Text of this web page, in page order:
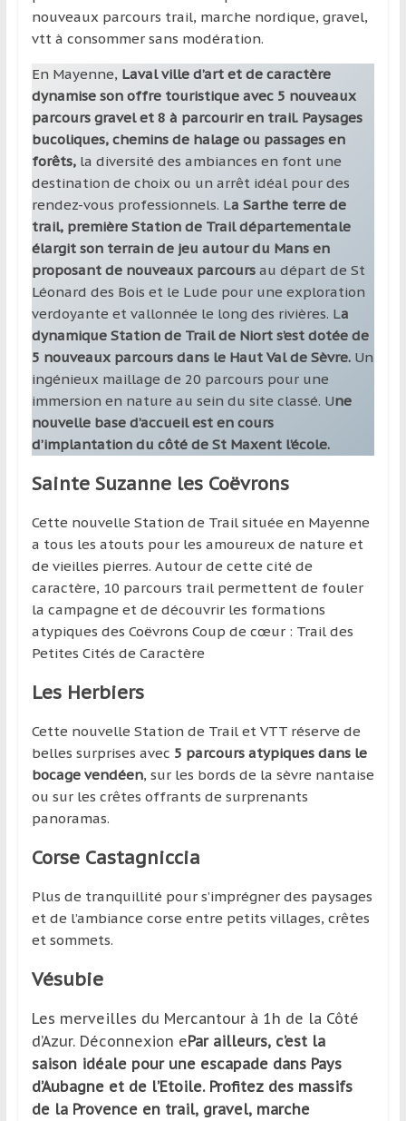
nouveaux parcours trail, marche nordique, gravel,
vtt à consommer sans modération.
En Mayenne, Laval ville d’art et de caractère
dynamise son offre touristique avec 5 nouveaux
parcours gravel et 8 à parcourir en trail. Paysages
bucoliques, chemins de halage ou passages en
forêts,la diversité des ambiances en font une
destination de choix ou un arrêt idéal pour des
rendez-vous professionnels. La Sarthe terre de
trail, première Station de Trail départementale
élargit son terrain de jeu autour du Mans en
proposant de nouveaux parcoursau départ de St
Léonard des Bois et le Lude pour une exploration
verdoyante et vallonnée le long des rivières. La
dynamique Station de Trail de Niort s’est dotée de
5 nouveaux parcours dans le Haut Val de Sèvre.Un
ingénieux maillage de 20 parcours pour une
immersion en nature au sein du site classé. Une
nouvelle base d’accueil est en cours
d’implantation du côté de St Maxent l’école.
Sainte Suzanne les Coëvrons
Cette nouvelle Station de Trail située en Mayenne
a tous les atouts pour les amoureux de nature et
de vieilles pierres. Autour de cette cité de
caractère, 10 parcours trail permettent de fouler
la campagne et de découvrir les formations
atypiques des Coëvrons Coup de cœur : Trail des
Petites Cités de Caractère
Les Herbiers
Cette nouvelle Station de Trail et VTT réserve de
belles surprises avec 5 parcours atypiques dans le
bocage vendéen, sur les bords de la sèvre nantaise
ou sur les crêtes offrants de surprenants
panoramas.
Corse Castagniccia
Plus de tranquillité pour s’imprégner des paysages
et de l’ambiance corse entre petits villages, crêtes
et sommets.
Vésubie
Les merveilles du Mercantour à 1h de la Côté
d’Azur. Déconnexion ePar ailleurs, c’est la
saison idéale pour une escapade dans Pays
d’Aubagne et de l’Etoile. Profitez des massifs
de la Provence en trail, gravel, marche